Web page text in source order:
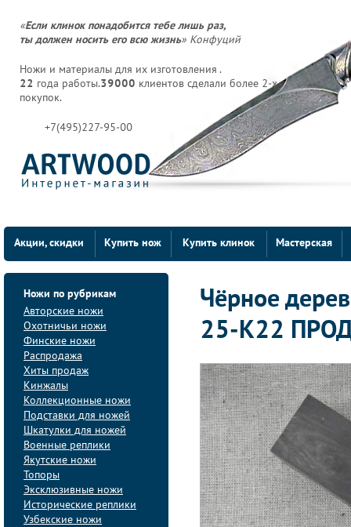
«Если клинок понадобится тебе лишь раз,
ты должен носить его всю жизнь» Конфуций
Ножи и материалы для их изготовления .
22 года работы.39000 клиентов сделали более 2-х
покупок.
+7(495)227-95-00
Акции, скидки Купить нож Купить клинок Мастерская
Ножи по рубрикам
Авторские ножи
Охотничьи ножи
Финские ножи
Распродажа
Хиты продаж
Кинжалы
Коллекционные ножи
Подставки для ножей
Шкатулки для ножей
Военные реплики
Якутские ножи
Топоры
Эксклюзивные ножи
Исторические реплики
Узбекские ножи
Чёрное
25-К22